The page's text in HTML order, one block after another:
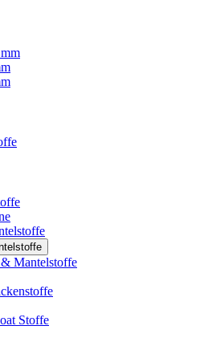
Mantelstoffe
Stoffe